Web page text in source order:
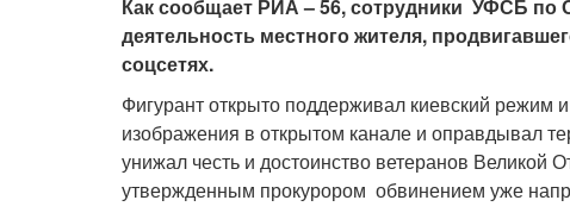
Как сообщает РИА – 56, сотрудники УФСБ по
деятельность местного жителя,
соцсетях.
Фигурант открыто поддерживал киевский режим
изображения в открытом канале и оправдывал
унижал честь и достоинство ветеранов Великой
утвержденным прокурором обвинением уже